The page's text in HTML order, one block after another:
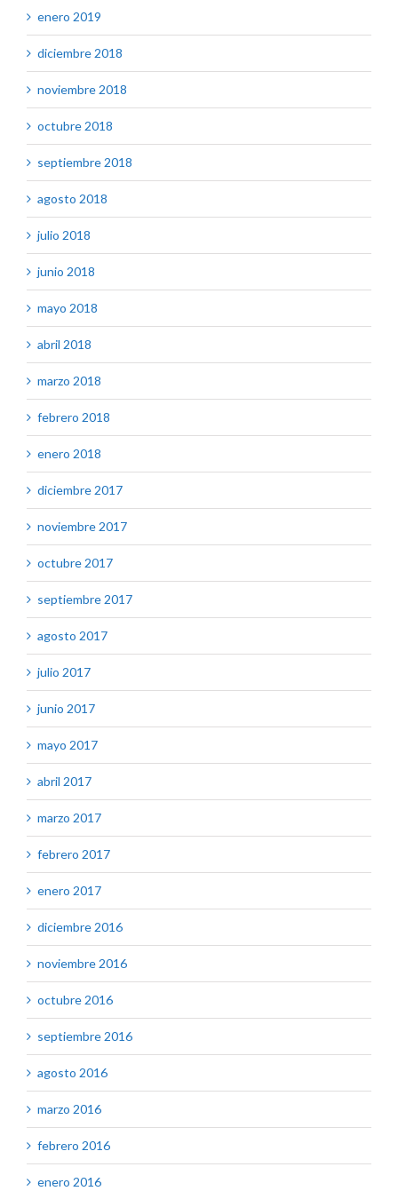
enero 2019
diciembre 2018
noviembre 2018
octubre 2018
septiembre 2018
agosto 2018
julio 2018
junio 2018
mayo 2018
abril 2018
marzo 2018
febrero 2018
enero 2018
diciembre 2017
noviembre 2017
octubre 2017
septiembre 2017
agosto 2017
julio 2017
junio 2017
mayo 2017
abril 2017
marzo 2017
febrero 2017
enero 2017
diciembre 2016
noviembre 2016
octubre 2016
septiembre 2016
agosto 2016
marzo 2016
febrero 2016
enero 2016